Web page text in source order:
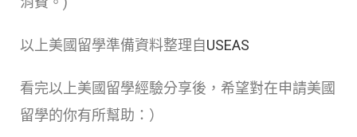
以上美國留學準備資料整理自USEAS
看完以上美國留學經驗分享後，希望對在申請美國
留學的你有所幫助：）